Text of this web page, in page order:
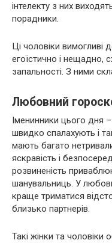
інтелекту з них
порадники.
Ці чоловіки
егоїстично і нещадно,
запальності. З ними
Любовний
Іменинники цього дня –
швидко спалахують і
мають багато
яскравість і
розвиненість
шанувальниць. У
краще триматися
близько партнерів.
Такі жінки та